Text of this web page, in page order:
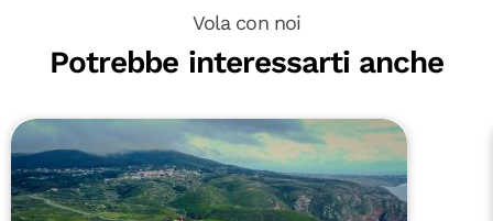
Vola con noi
Potrebbe interessarti anche